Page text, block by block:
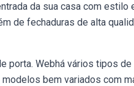
da sua casa com estilo
de fechaduras de alta
Webhá vários tipos de
bem variados com